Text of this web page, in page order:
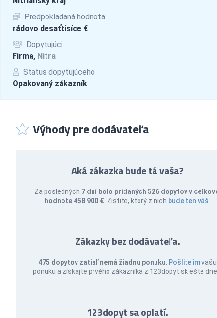
Predpokladaná hodnota
rádovo desaťtisíce €
Dopytujúci
Firma, Nitra
Status dopytujúceho
Opakovaný zákazník
Výhody pre dodávateľa
Aká zákazka bude tá vaša?
Za posledných 7 dní bolo pridaných 526 dopytov v
hodnote 458 900 € . Zistite, ktorý z nich bude ten váš
Zákazky bez dodávateľa.
475 dopytov zatiaľ nemá žiadnu ponuku Pošlite imvašu
ponuku a získajte prvého zákazníka z 123dopyt.sk ešte
123dopyt sa oplatí.